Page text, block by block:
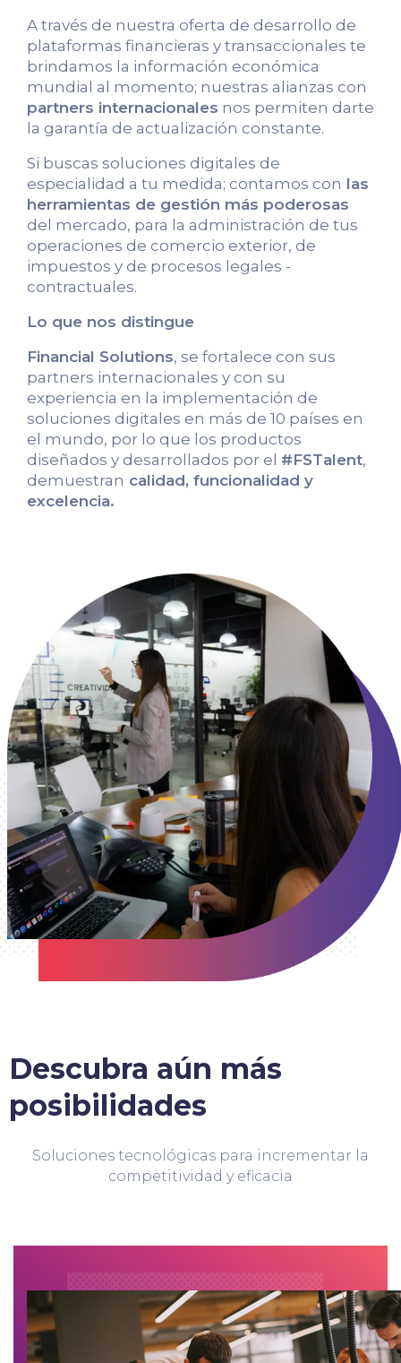
A través de nuestra oferta de desarrollo de
plataformas financieras y transaccionales te
brindamos la información económica
mundial al momento; nuestras alianzas con
partners internacionales nos permiten darte
la garantía de actualización constante.
Si buscas soluciones digitales de
especialidad a tu medida; contamos con las
herramientas de gestión más poderosas
del mercado, para la administración de tus
operaciones de comercio exterior, de
impuestos y de procesos legales -
contractuales.
Lo que nos distingue
Financial Solutions, se fortalece con sus
partners internacionales y con su
experiencia en la implementación de
soluciones digitales en más de 10 países en
el mundo, por lo que los productos
diseñados y desarrollados por el #FSTalent,
demuestran calidad, funcionalidad y
excelencia.
Descubra aún más
posibilidades
Soluciones tecnológicas para incrementar la
competitividad y eficacia